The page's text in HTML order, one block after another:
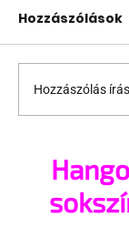
A nagy
Hozzászólások
Hozzászólás